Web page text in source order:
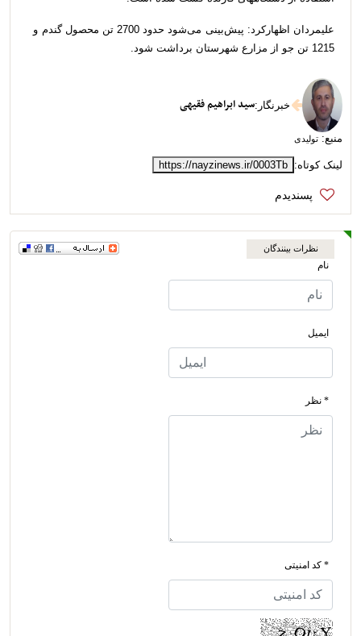
علیمردان اظهارکرد: پیش‌بینی می‌شود حدود 2700 تن محصول گندم و
1215 تن جو از مزارع شهرستان برداشت شود.
خبرنگار :سید ابراهیم فقیهی
منبع: تولیدی
لینک کوتاه: https://nayzinews.ir/0003Tb
نظرات بینندگان
نام
ایمیل
* نظر
* کد امنیتی